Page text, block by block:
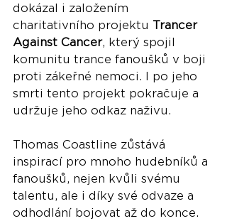
dokázal i založením
charitativního projektu Trancer
Against Cancer, který spojil
komunitu trance fanoušků v boji
proti zákeřné nemoci. I po jeho
smrti tento projekt pokračuje a
udržuje jeho odkaz naživu.
Thomas Coastline zůstává
inspirací pro mnoho hudebníků a
fanoušků, nejen kvůli svému
talentu, ale i díky své odvaze a
odhodlání bojovat až do konce.